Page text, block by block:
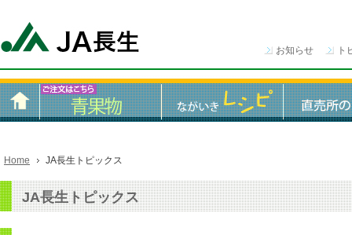
お知らせ ト
Home JA長生トピックス
JA長生トピックス